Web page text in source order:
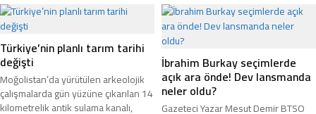
sıkıntılar ve ekonomik koşullar
nedeniyle zor bir süreçten geçtiğini
belirterek, Bağ-kur prim borcu ve
vergi borcu nedeniyle esnaf kefalet
kredi kooperatiflerinden kredi
çekemeyen esnafın ticari hayatını
sürdürebilmesi için acil
Türkiye’nin planlı tarım tarihi
değişti
Moğolistan’da yürütülen arkeolojik
çalışmalarda gün yüzüne çıkarılan 14
kilometrelik antik sulama kanalı,
İbrahim Burkay seçimlerde
açık ara önde! Dev lansmanda
neler oldu?
Gazeteci Yazar Mesut Demir BTSO